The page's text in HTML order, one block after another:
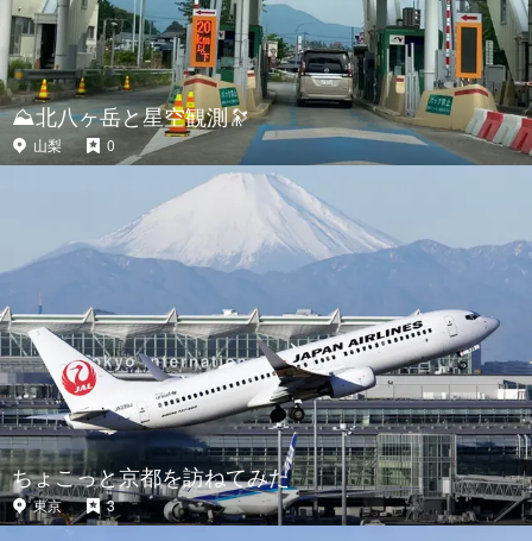
⛰️北八ヶ岳と星空観測🔭
山梨 0
ちょこっと京都を訪ねてみた
東京 3